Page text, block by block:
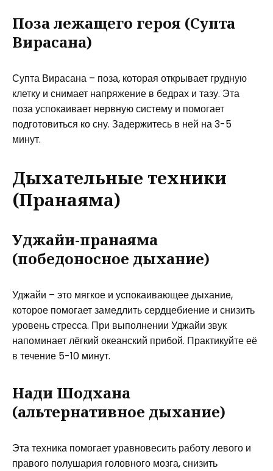
Поза лежащего героя (Супта
Вирасана)
Супта Вирасана – поза, которая открывает грудную
клетку и снимает напряжение в бедрах и тазу. Эта
поза успокаивает нервную систему и помогает
подготовиться ко сну. Задержитесь в ней на 3-5
минут.
Дыхательные техники
(Пранаяма)
Уджайи-пранаяма
(победоносное дыхание)
Уджайи – это мягкое и успокаивающее дыхание,
которое помогает замедлить сердцебиение и снизить
уровень стресса. При выполнении Уджайи звук
напоминает лёгкий океанский прибой. Практикуйте её
в течение 5-10 минут.
Нади Шодхана
(альтернативное дыхание)
Эта техника помогает уравновесить работу левого и
правого полушария головного мозга, снизить